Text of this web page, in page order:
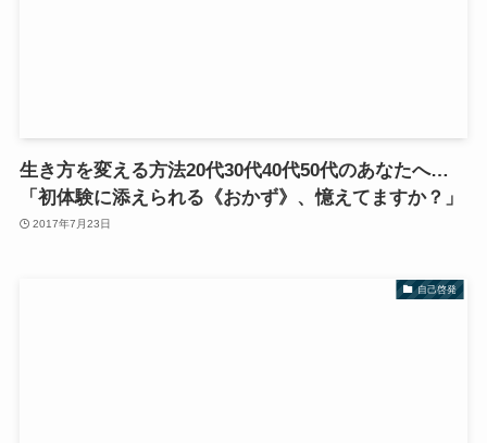
生き方を変える方法20代30代40代50代のあなたへ…
「初体験に添えられる《おかず》、憶えてますか？」
2017年7月23日
自己啓発